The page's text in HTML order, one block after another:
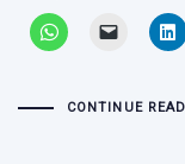
CONTINUE